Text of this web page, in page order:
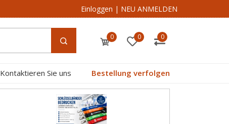
Einloggen | NEU ANMELDEN
0 0 0
Kontaktieren Sie uns Bestellung verfolgen